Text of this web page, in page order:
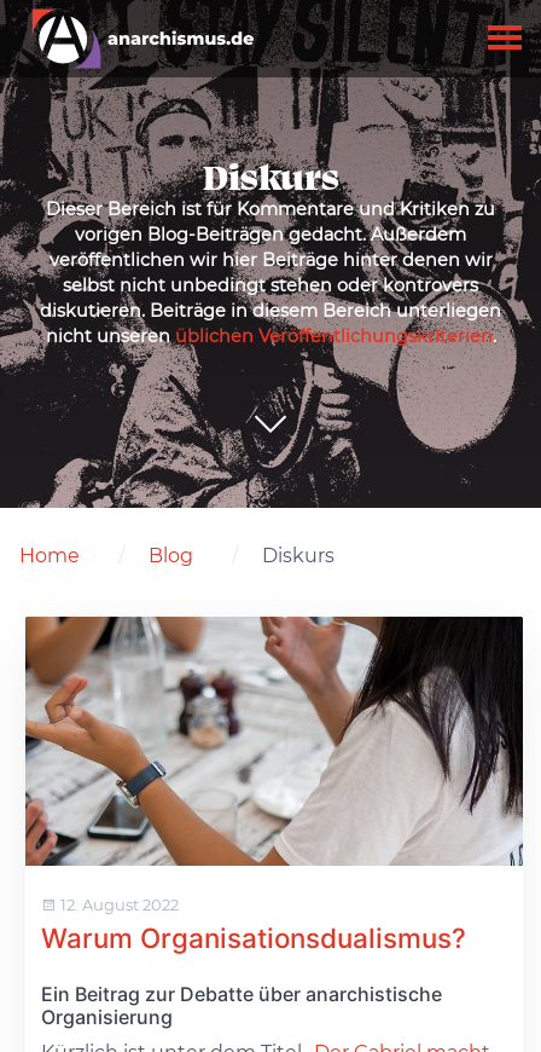
Diskurs
Dieser Bereich ist für Kommentare und Kritiken zu
vorigen Blog-Beiträgen gedacht. Außerdem
veröffentlichen wir hier Beiträge hinter denen wir
selbst nicht unbedingt stehen oder kontrovers
diskutieren. Beiträge in diesem Bereich unterliegen
nicht unserenüblichen Veröffentlichungskriterien.
Home Blog Diskurs
12. August 2022
Warum Organisationsdualismus?
Ein Beitrag zur Debatte über anarchistische
Organisierung